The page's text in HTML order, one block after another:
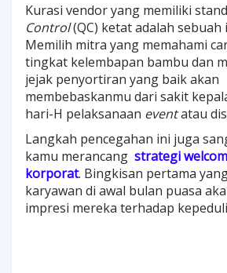
Kurasi vendor yang memiliki
Control(QC) ketat adalah sebuah
Memilih mitra yang memahami
tingkat kelembapan bambu dan
jejak penyortiran yang baik akan
membebaskanmu dari sakit
hari-H pelaksanaan eventatau
Langkah pencegahan ini juga
kamu merancang strategi
korporat. Bingkisan pertama
karyawan di awal bulan puasa
impresi mereka terhadap